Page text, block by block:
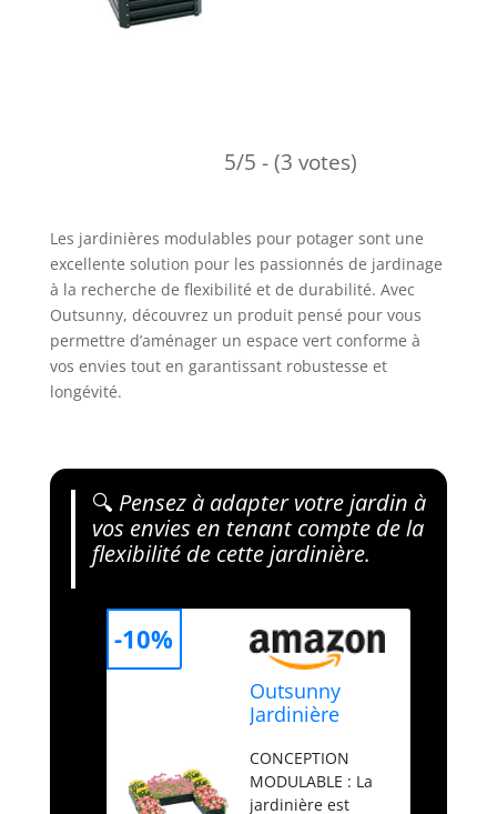
5/5 - (3 votes)
Les jardinières modulables pour potager sont une
excellente solution pour les passionnés de jardinage
à la recherche de flexibilité et de durabilité. Avec
Outsunny, découvrez un produit pensé pour vous
permettre d’aménager un espace vert conforme à
vos envies tout en garantissant robustesse et
longévité.
🔍 Pensez à adapter votre jardin à
vos envies en tenant compte de la
flexibilité de cette jardinière.
Outsunny
Jardinière
de Jardin 245L
x 242l x 31H
cm Vert
CONCEPTION
MODULABLE : La
jardinière est
-10%